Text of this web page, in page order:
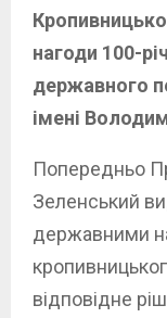
нагоди 100-
державного
імені
Попередньо
Зеленський
державними
відповідне